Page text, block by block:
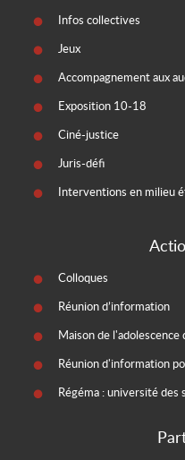
Infos collectives
Jeux
Accompagnement aux
Exposition 10-18
Ciné-justice
Juris-défi
Interventions en milieu
Colloques
Réunion d’information
Maison de l'adolescence
Réunion d'information
Régéma : université des